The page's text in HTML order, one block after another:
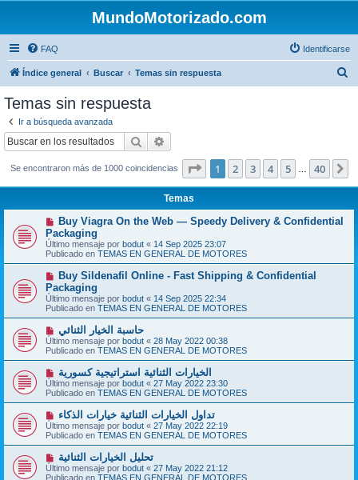
MundoMotorizado.com
FAQ Identificarse
Índice general Buscar Temas sin respuesta
Temas sin respuesta
Ir a búsqueda avanzada
Buscar
Se encontraron más de 1000 coincidencias Página de 40
1 2 3 4 5 40
Temas
N
e
v
o
m
n
s
a
Buy Viagra On the Web — Speedy Delivery & Confidential
Packaging
Último mensaje por bodut « 14 Sep 2025 23:07
Publicado en TEMAS EN GENERAL DE MOTORES
N
e
v
o
m
e
n
s
a
e
Buy Sildenafil Online - Fast Shipping & Confidential
Packaging
Último mensaje por bodut « 14 Sep 2025 22:34
Publicado en TEMAS EN GENERAL DE MOTORES
u
e
v
m
e
n
s
a
j
e
حاسبة الخيار الثنائي
Último mensaje por bodut « 28 May 2022 00:38
Publicado en TEMAS EN GENERAL DE MOTORES
N
u
e
v
m
e
n
s
a
j
e
الخيارات الثنائية استراتيجية كسورية
Último mensaje por bodut « 27 May 2022 23:30
Publicado en TEMAS EN GENERAL DE MOTORES
N
u
e
v
m
e
تداول الخيارات الثنائية خيارات الذكاء
Último mensaje por bodut « 27 May 2022 22:19
Publicado en TEMAS EN GENERAL DE MOTORES
N
u
e
تحليل الخيارات الثنائية
Último mensaje por bodut « 27 May 2022 21:12
Publicado en TEMAS EN GENERAL DE MOTORES